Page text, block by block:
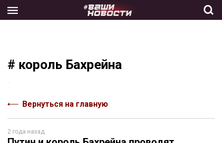
the
# король Бахрейна
Вернуться на главную
2 года назад